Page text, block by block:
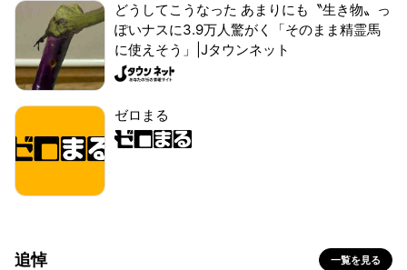
どうしてこうなった あまりにも〝生き物〟っ
ぽいナスに3.9万人驚がく「そのまま精霊馬
に使えそう」|Jタウンネット
ゼロまる
追悼 一覧を見る